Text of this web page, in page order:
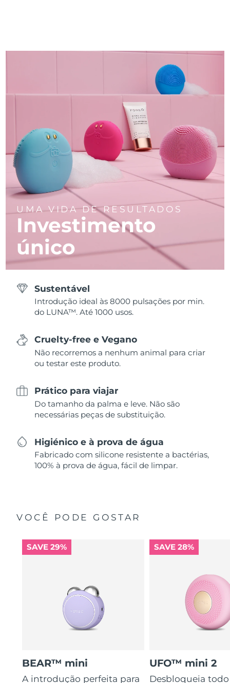
UMA VIDA DE RESULTADOS
Investimento
único
Sustentável
Introdução ideal às 8000 pulsações por min.
do LUNA™. Até 1000 usos.
Cruelty-free e Vegano
Não recorremos a nenhum animal para criar
ou testar este produto.
Prático para viajar
Do tamanho da palma e leve. Não são
necessárias peças de substituição.
Higiénico e à prova de água
Fabricado com silicone resistente a bactérias,
100% à prova de água, fácil de limpar.
VOCÊ PODE GOSTAR
SAVE 29%
BEAR™ mini
A introdução perfeita para
SAVE 28%
UFO™ mini 2
Desbloqueia